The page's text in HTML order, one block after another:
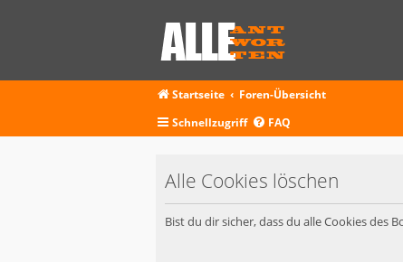
Startseite
Foren-Übersicht
Schnellzugriff
FAQ
Alle Cookies löschen
Bist du dir sicher, dass du alle Cookies des